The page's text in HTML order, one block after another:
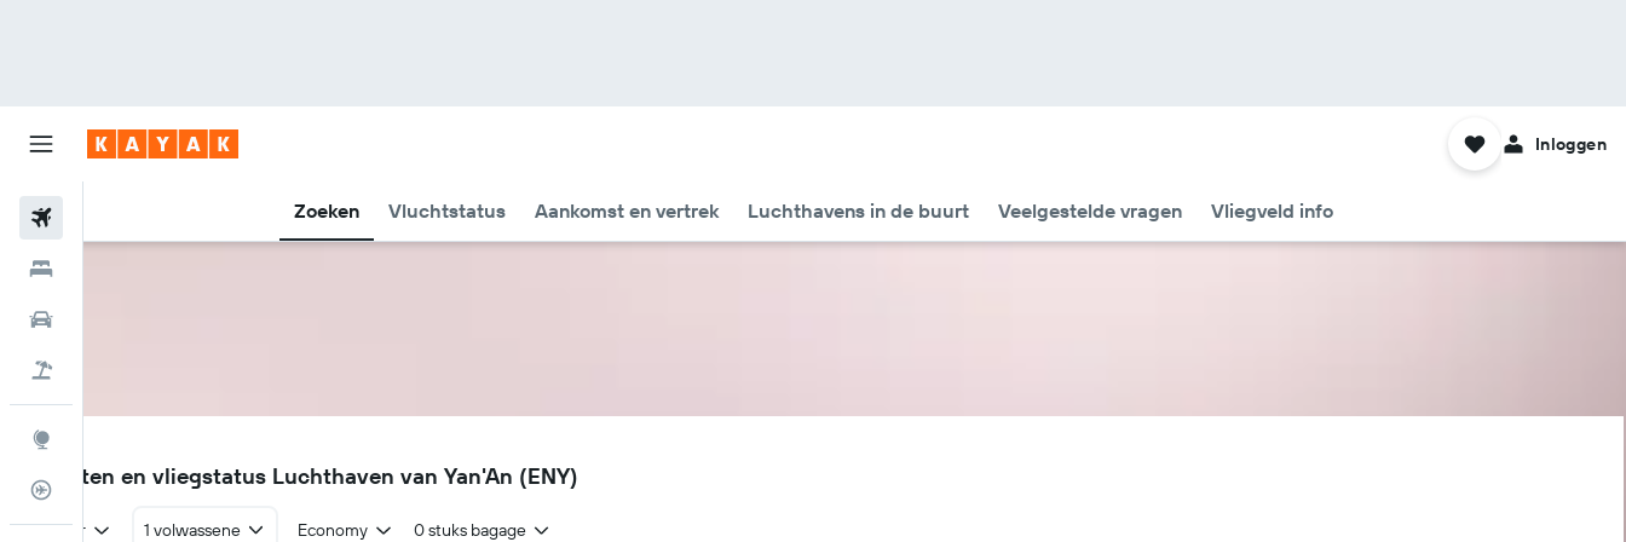
Zoeken Vluchtstatus Aankomst en vertrek Luchthavens in de buurt Veelgestelde vragen Vliegveld info
Inloggen
Vluchtstatus info
ENY
Vluchten en vliegstatus Luchthaven van Yan'An (ENY)
Retour 1 volwassene Economy 0 stuks bagage